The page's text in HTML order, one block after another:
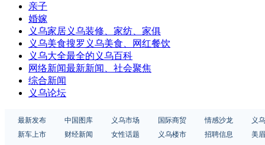
亲子
婚嫁
义乌家居义乌装修、家纺、家俱
义乌美食搜罗义乌美食、网红餐饮
义乌大全最全的义乌百科
网络新闻最新新闻、社会聚焦
综合新闻
义乌论坛
最新发布 中国图库 义乌市场 国际商贸 情感沙龙
义
新车上市
财经新闻 女性话题 义乌楼市 招聘信息 美